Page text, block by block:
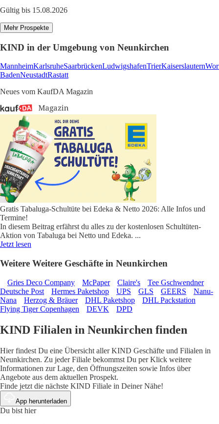
Gültig bis 15.08.2026
Mehr Prospekte
KIND in der Umgebung von Neunkirchen
MannheimKarlsruheSaarbrückenLudwigshafenTrierKaiserslautern
BadenNeustadtRastatt
Neues vom KaufDA Magazin
Gratis Tabaluga-Schultüte bei Edeka & Netto 2026: Alle Infos und
Termine!
In diesem Beitrag erfährst du alles zu der kostenlosen Schultüten-
Aktion von Tabaluga bei Netto und Edeka. ...
Jetzt lesen
Weitere Weitere Geschäfte in Neunkirchen
Gries Deco Company McPaper Claire's
Tee Gschwendner
Deutsche Post
Hermes Paketshop UPS GLS GEERS
Nanu-
Nana
Herzog & Bräuer DHL Paketshop
DHL Packstation
Flying Tiger Copenhagen
DEVK DPD
KIND Filialen in Neunkirchen finden
Hier findest Du eine Übersicht aller KIND Geschäfte und Filialen in
Neunkirchen. Zu jeder Filiale bekommst Du per Klick weitere
Informationen zur Lage, den Öffnungszeiten sowie Infos über
Angebote aus dem aktuellen Prospekt.
Finde jetzt die nächste KIND Filiale in Deiner Nähe!
App herunterladen
Du bist hier